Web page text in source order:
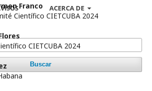
ACERCA DE
Buscar
Franco
Científico CIETCUBA 2024
CIETCUBA 2024